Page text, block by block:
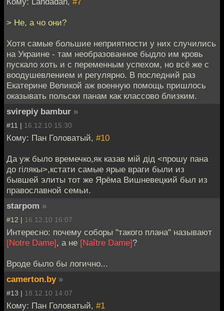
> Не, а чо они?
Хотя самые большие неприятности у них случились
на Украине - там необразованное быдло им кровь
пускало хоть и с переменным успехом, но всё же с
воодушевлением и регулярно. В последний раз
Екатерине Великой аж военную помощь пришлось
оказывать польски панам как классово близким.
svirepiy bambur »
#11 | 16.12.10 15:30
Кому: Пан Головатый, #10
Да уж было времечко,як казав мiй дiд <прошу пана
до гiлякы>,кстати самые ярые враги были из
бывшей элиты тот же Ярёма Вишневецкий был из
православной семьи.
starpom »
#12 | 16.12.10 16:07
Интересно: почему соборы "такого плана" называют
[Notre Dame], а не [Naître Dame]?
Вроде было бы логично...
camerton.by »
#13 | 18.12.10 14:07
Кому: Пан Головатый, #1